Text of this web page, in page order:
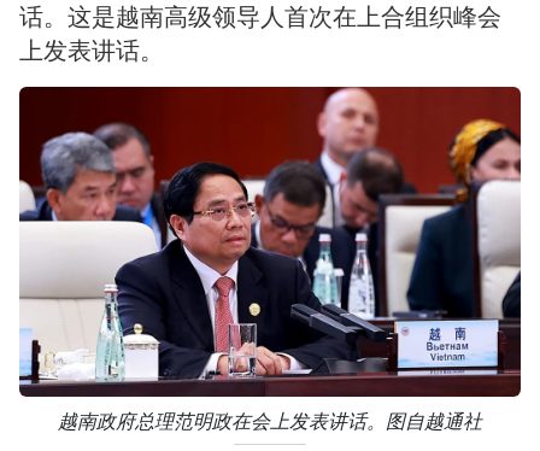
话。这是越南高级领导人首次在上合组织峰会
上发表讲话。
越南政府总理范明政在会上发表讲话。图自越通社